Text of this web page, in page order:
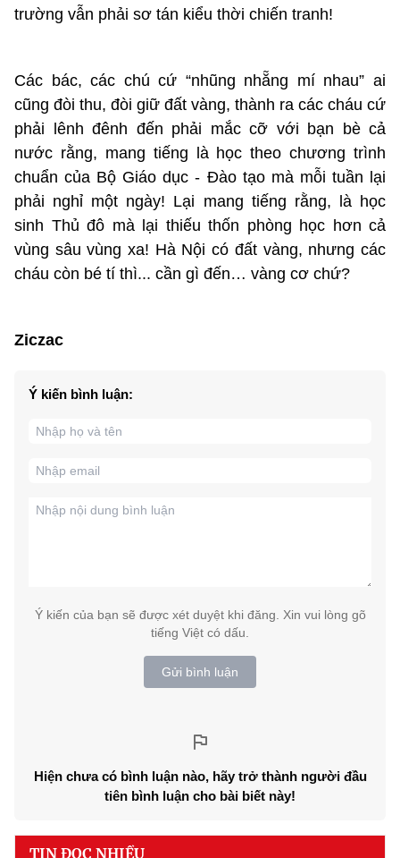
trường vẫn phải sơ tán kiểu thời chiến tranh!
Các bác, các chú cứ “nhũng nhẵng mí nhau” ai
cũng đòi thu, đòi giữ đất vàng, thành ra các cháu cứ
phải lênh đênh đến phải mắc cỡ với bạn bè cả
nước rằng, mang tiếng là học theo chương trình
chuẩn của Bộ Giáo dục - Đào tạo mà mỗi tuần lại
phải nghỉ một ngày! Lại mang tiếng rằng, là học
sinh Thủ đô mà lại thiếu thốn phòng học hơn cả
vùng sâu vùng xa! Hà Nội có đất vàng, nhưng các
cháu còn bé tí thì... cần gì đến… vàng cơ chứ?
Ziczac
Ý kiến bình luận:
Ý kiến của bạn sẽ được xét duyệt khi đăng. Xin vui lòng gõ
tiếng Việt có dấu.
Gửi bình luận
Hiện chưa có bình luận nào, hãy trở thành người đầu
tiên bình luận cho bài biết này!
TIN ĐỌC NHIỀU